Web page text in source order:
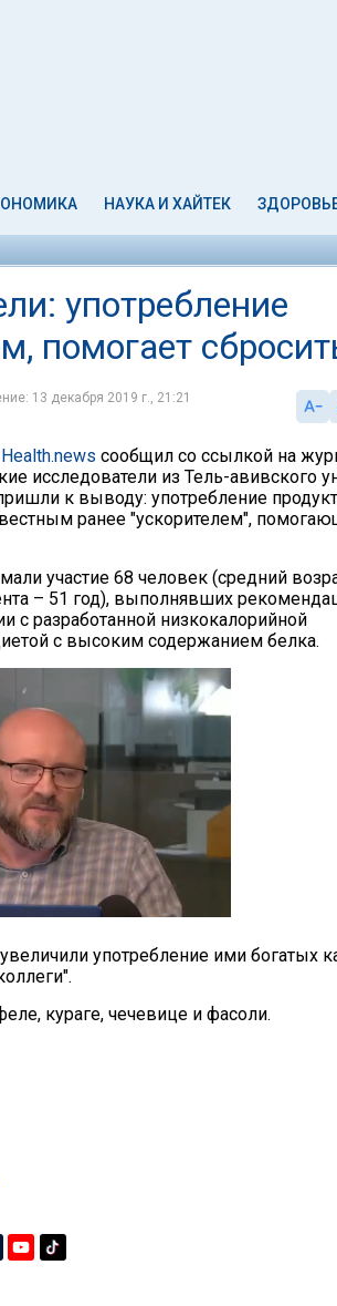
НАУКА И ХАЙТЕК
употребление
помогает
13 декабря 2019 г., 21:21
Health.news сообщил со ссылкой на
исследователи из Тель-авивского
к выводу: употребление
ранее "ускорителем",
участие 68 человек (средний
– 51 год), выполнявших
с разработанной низкокалорийной
с высоким содержанием белка.
употребление ими богатых
кураге, чечевице и фасоли.